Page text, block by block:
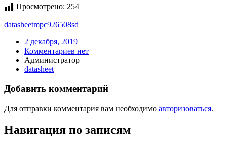
Просмотрено: 254
datasheetmpc926508sd
2 декабря, 2019
Комментариев нет
Администратор
datasheet
Добавить комментарий
Для отправки комментария вам необходимо авторизоваться.
Навигация по записям